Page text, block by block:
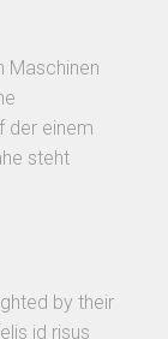
Maschinen
der einem
steht
by their
id risus